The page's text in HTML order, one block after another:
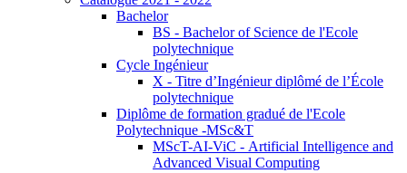
Bachelor
BS - Bachelor of Science de l'Ecole
polytechnique
Cycle Ingénieur
X - Titre d’Ingénieur diplômé de l’École
polytechnique
Diplôme de formation gradué de l'Ecole
Polytechnique -MSc&T
MScT-AI-ViC - Artificial Intelligence and
Advanced Visual Computing